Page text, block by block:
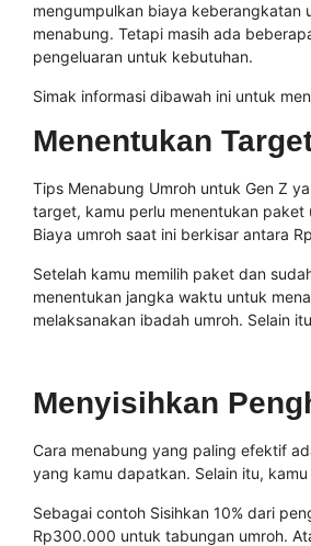
mengumpulkan biaya keberangkatan
menabung. Tetapi masih ada
pengeluaran untuk kebutuhan.
Simak informasi dibawah ini untuk
Menentukan
Tips Menabung Umroh untuk Gen Z
target, kamu perlu menentukan paket
Biaya umroh saat ini berkisar antara
Setelah kamu memilih paket dan
menentukan jangka waktu untuk
melaksanakan ibadah umroh. Selain
Menyisihkan
Cara menabung yang paling efektif
yang kamu dapatkan. Selain itu,
Sebagai contoh Sisihkan 10% dari
Rp300.000 untuk tabungan umroh.